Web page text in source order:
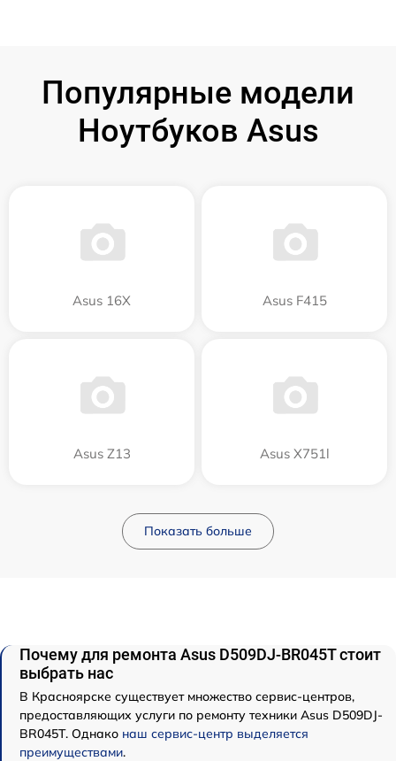
Популярные модели
Ноутбуков Asus
Asus 16X Asus F415
Asus Z13 Asus X751l
Показать больше
Почему для ремонта Asus D509DJ-BR045T стоит
выбрать нас
В Красноярске существует множество сервис-центров,
предоставляющих услуги по ремонту техники Asus D509DJ-
BR045T. Однако наш сервис-центр выделяется
преимуществами.